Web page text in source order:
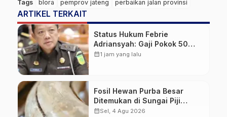
Tags blora pemprov jateng perbaikan jalan provinsi
ARTIKEL TERKAIT
Status Hukum Febrie
Adriansyah: Gaji Pokok 50
Persen Tetap Mengalir,
calendar_month1 jam yang lalu
Fosil Hewan Purba Besar
Ditemukan di Sungai Piji
Kudus
calendar_monthSel, 4 Agu 2026